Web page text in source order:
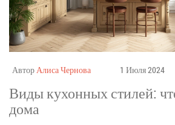
АвторАлиса Чернова 1 Июля 2024
Виды кухонных стилей:
дома